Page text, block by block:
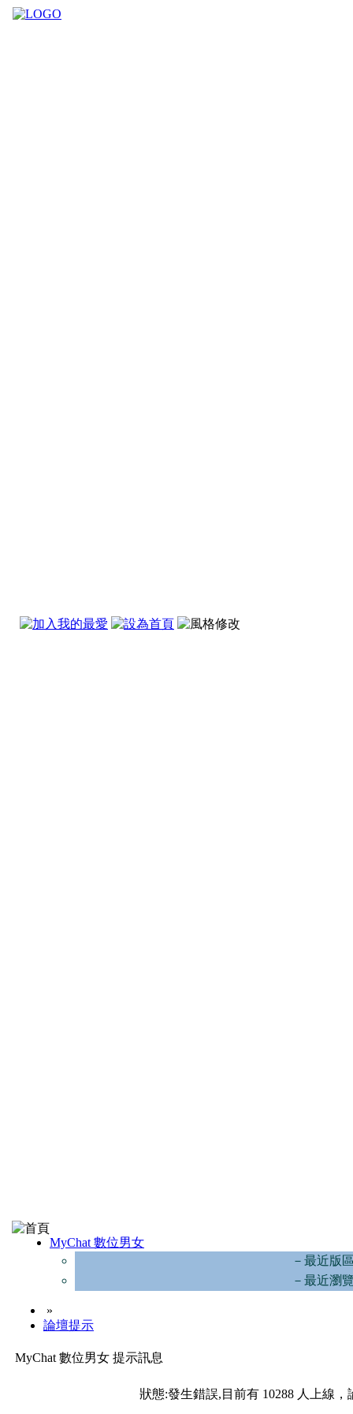
MyChat 數位男女
－最近版
－最近瀏
»
論壇提示
MyChat 數位男女 提示訊息
狀態:發生錯誤,目前有 10288 人上線